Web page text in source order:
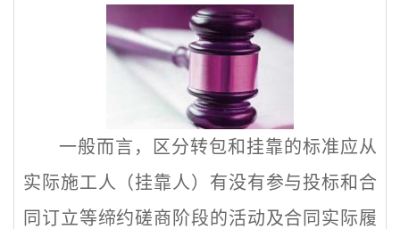
一般而言，区分转包和挂靠的标准应从
实际施工人（挂靠人）有没有参与投标和合
同订立等缔约磋商阶段的活动及合同实际履